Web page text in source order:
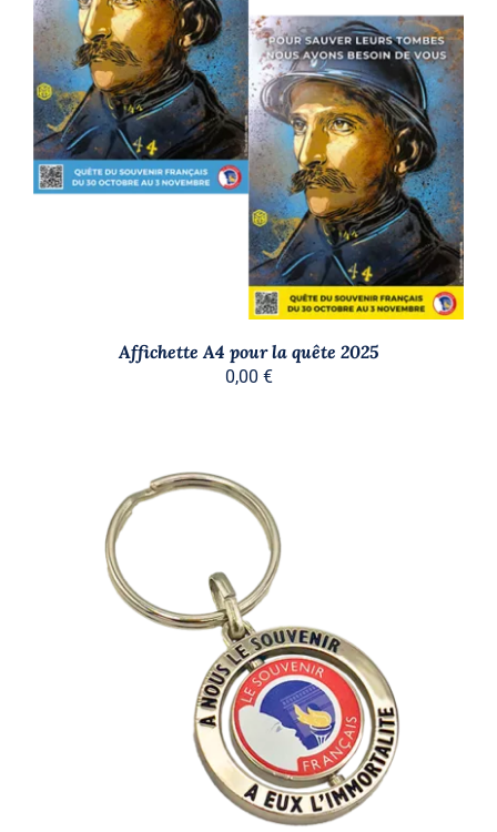
AJOUTER AU PANIER
DÉTAILS
Affichette A4 pour la quête 2025
0,00 €
AJOUTER AU PANIER
/